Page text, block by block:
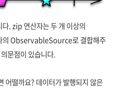
. zip 연산자는 두 개 이상의
의 ObservableSource로 결합해주
문점이 있습니다.
어떨까요? 데이터가 발행되지 않은